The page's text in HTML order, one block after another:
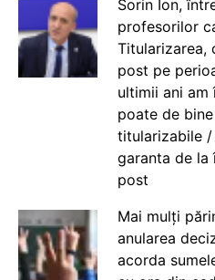
Sorin Ion,
profesorilor
Titularizarea,
post pe
ultimii ani am
poate de
titularizabile /
garanta de la
post
Mai mulți
anularea
acorda